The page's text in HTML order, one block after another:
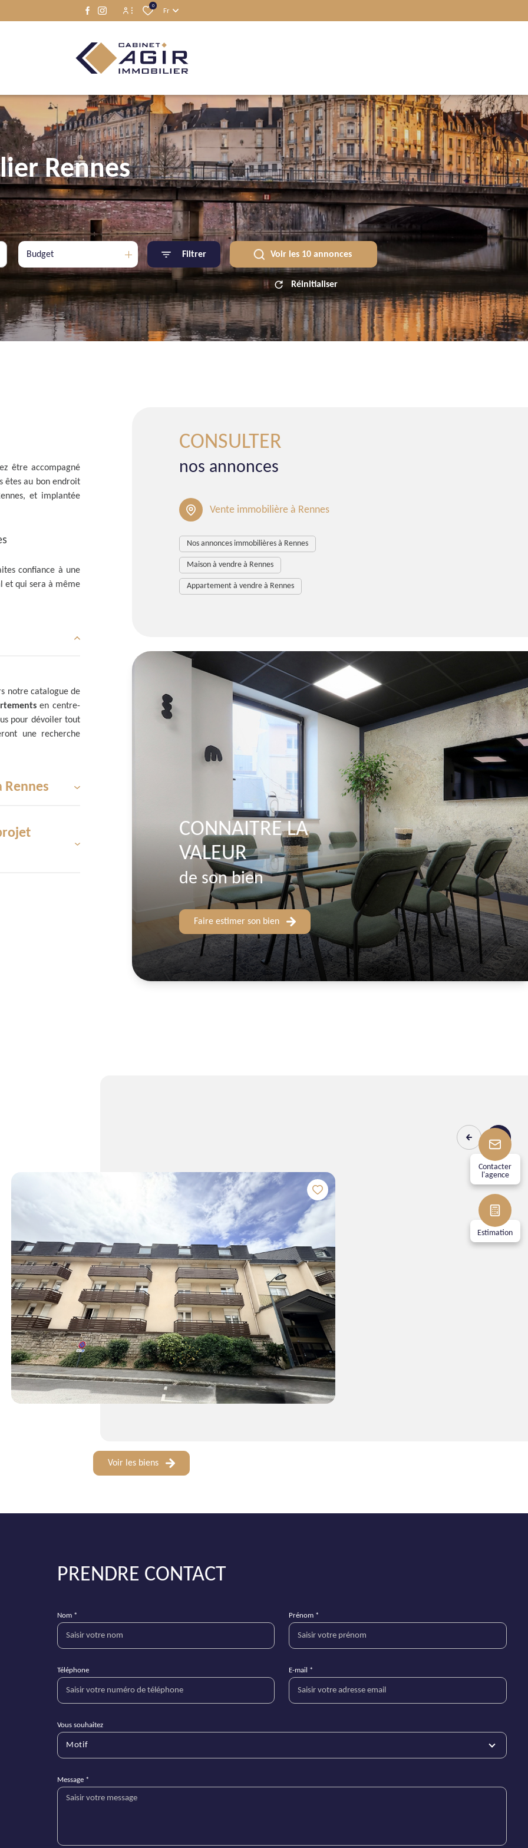
Espace propriétaire
Espace locataire
0
Fr
Rennes
Budget Filtrer Voir les 10 annonces
Réinitialiser
CONSULTER
nos annonces
Vente immobilière à Rennes
Nos annonces immobilières à Rennes
Maison à vendre à Rennes
Appartement à vendre à Rennes
CONNAITRE LA
VALEUR
de son bien
Faire estimer son bien
être accompagné
êtes au bon endroit
et implantée
confiance à une
et qui sera à même
notre catalogue de
en centre-
pour dévoiler tout
une recherche
Rennes
les étapes de leur
Voir les biens
Contacter
l'agence
Estimation
PRENDRE CONTACT
Nom * Prénom *
Téléphone E-mail *
Vous souhaitez
Motif
Message *